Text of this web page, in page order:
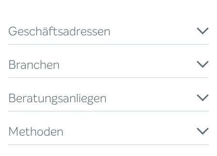
Geschäftsadressen
Branchen
Beratungsanliegen
Methoden